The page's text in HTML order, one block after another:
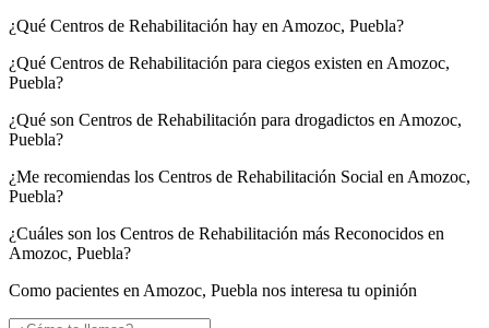
¿Qué Centros de Rehabilitación hay en Amozoc, Puebla?
¿Qué Centros de Rehabilitación para ciegos existen en Amozoc,
Puebla?
¿Qué son Centros de Rehabilitación para drogadictos en Amozoc,
Puebla?
¿Me recomiendas los Centros de Rehabilitación Social en Amozoc,
Puebla?
¿Cuáles son los Centros de Rehabilitación más Reconocidos en
Amozoc, Puebla?
Como pacientes en Amozoc, Puebla nos interesa tu opinión